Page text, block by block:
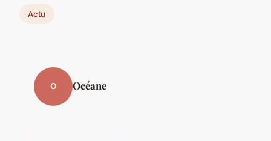
Actu
O Océane